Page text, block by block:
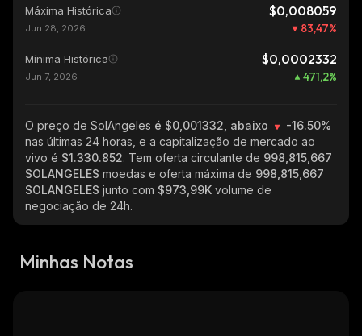
Máxima Histórica $0,008059
Jun 28, 2026 83,47%
Mínima Histórica $0,0002332
Jun 7, 2026 471,2%
O preço de SolAngeles é $0,001332, abaixo
-16.50%
nas últimas 24 horas, e a capitalização de mercado ao
vivo é $1.330.852. Tem oferta circulante de 998,815,667
SOLANGELES moedas e oferta máxima de 998,815,667
SOLANGELES junto com $973,99K volume de
negociação de 24h.
Minhas Notas